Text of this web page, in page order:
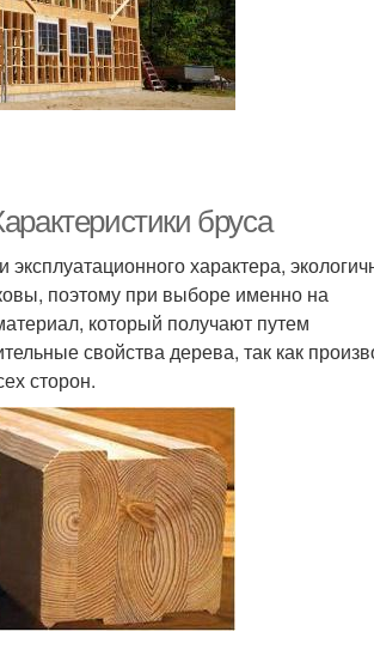
бруса
характера,
поэтому при выборе именно на
который получают путем
свойства дерева, так как
сторон.